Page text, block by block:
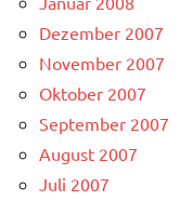
Dezember 2007
November 2007
Oktober 2007
September 2007
August 2007
Juli 2007